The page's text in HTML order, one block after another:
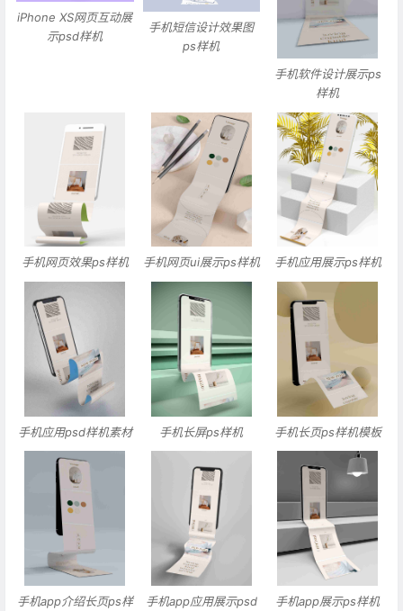
iPhone XS网页互动展
示psd样机
手机短信设计效果图
ps样机
手机软件设计展示ps
样机
手机网页效果ps样机 手机网页ui展示ps样机 手机应用展示ps样机
手机应用psd样机素材 手机长屏ps样机 手机长页ps样机模板
手机app介绍长页ps样
手机app应用展示psd
手机app展示ps样机